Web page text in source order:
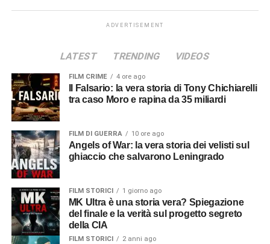
ADVERTISEMENT
LATEST TRENDING VIDEOS
FILM CRIME 4 ore ago
tra caso Moro e rapina da 35 miliardi
FILM DI GUERRA 10 ore ago
Angels of War: la vera storia dei velisti sul
ghiaccio che salvarono Leningrado
FILM STORICI 1 giorno ago
MK Ultra è una storia vera? Spiegazione
del finale e la verità sul progetto segreto
della CIA
FILM STORICI 2 anni ago